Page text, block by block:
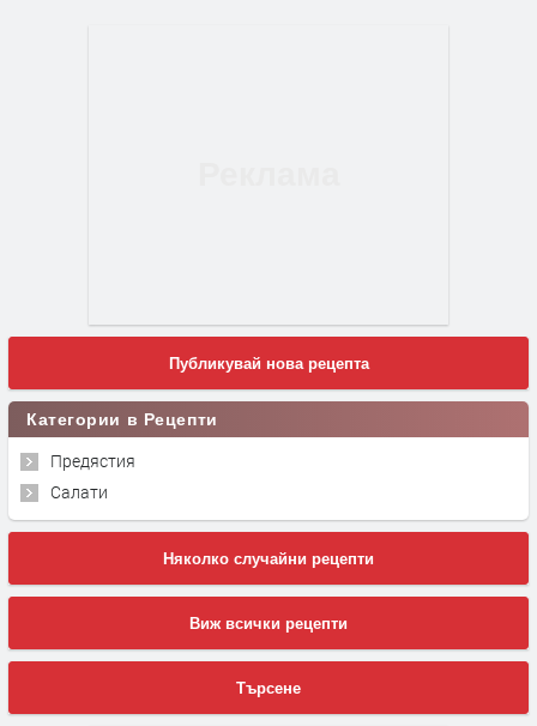
Публикувай нова рецепта
Категории в Рецепти
Предястия
Салати
Няколко случайни рецепти
Виж всички рецепти
Търсене